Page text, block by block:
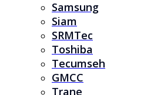
Samsung
Siam
SRMTec
Toshiba
Tecumseh
GMCC
Trane